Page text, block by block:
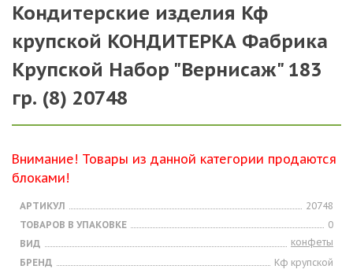
Кондитерские изделия Кф
крупской КОНДИТЕРКА Фабрика
Крупской Набор "Вернисаж" 183
гр. (8) 20748
Внимание! Товары из данной категории продаются
блоками!
АРТИКУЛ
20748
ТОВАРОВ В УПАКОВКЕ
0
ВИД
конфеты
БРЕНД
Кф крупской